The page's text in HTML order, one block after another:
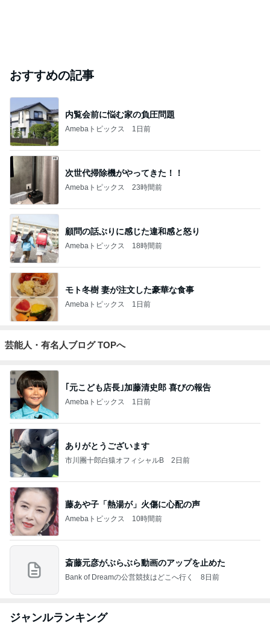
おすすめの記事
内覧会前に悩む家の負圧問題
Amebaトピックス 1日前
次世代掃除機がやってきた！！
Amebaトピックス 23時間前
顧問の話ぶりに感じた違和感と怒り
Amebaトピックス 18時間前
モト冬樹 妻が注文した豪華な食事
Amebaトピックス 1日前
芸能人・有名人ブログ TOPへ
｢元こども店長｣加藤清史郎 喜びの報告
Amebaトピックス 1日前
ありがとうございます
市川團十郎白猿オフィシャルB 2日前
藤あや子「熱湯が」火傷に心配の声
Amebaトピックス 10時間前
斎藤元彦がぶらぶら動画のアップを止めた
Bank of Dreamの公営競技はどこへ行く 8日前
ジャンルランキング